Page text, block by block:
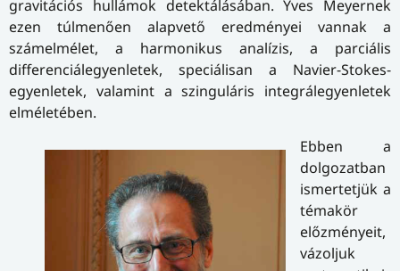
gravitációs hullámok detektálásában. Yves Meyernek
ezen túlmenően alapvető eredményei vannak a
számelmélet, a harmonikus analízis, a parciális
differenciálegyenletek, speciálisan a Navier-Stokes-
egyenletek, valamint a szinguláris integrálegyenletek
elméletében.
Ebben a
dolgozatban
ismertetjük a
témakör
előzményeit,
vázoljuk